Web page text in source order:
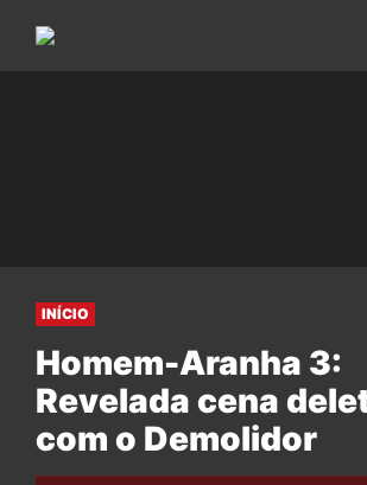
INÍCIO
Homem-Aranha 3:
Revelada cena
com o Demolidor